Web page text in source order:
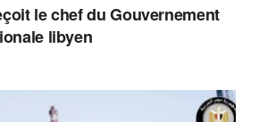
le chef du Gouvernement
libyen